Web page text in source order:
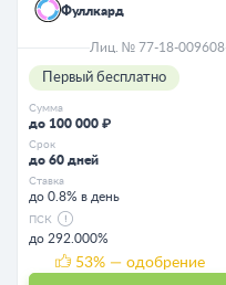
Фуллкард
Лиц. № 77-18-009608
Первый бесплатно
Сумма
до 100 000 ₽
Срок
до 60 дней
Ставка
до 0.8% в день
ПСК
до 292.000%
53% — одобрение